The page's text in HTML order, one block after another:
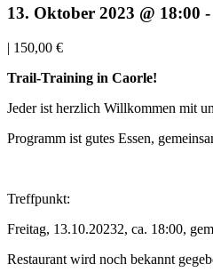
13. Oktober 2023 @ 18:00 -
| 150,00 €
Trail-Training in Caorle!
Jeder ist herzlich Willkommen mit
Programm ist gutes Essen,
Treffpunkt:
Freitag, 13.10.20232, ca. 18:00,
Restaurant wird noch bekannt